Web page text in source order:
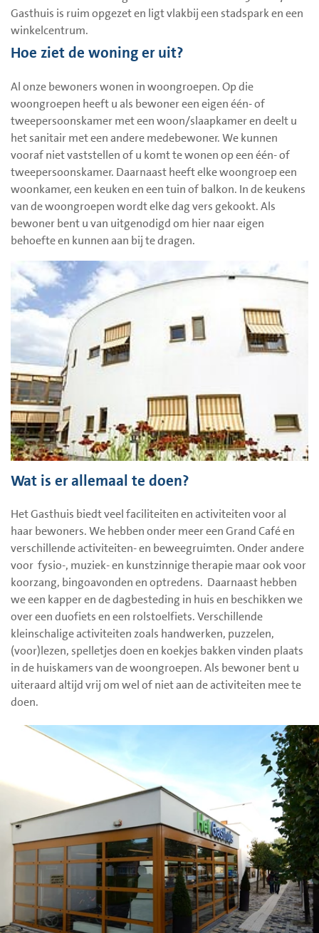
Gasthuis is ruim opgezet en ligt vlakbij een stadspark en een
winkelcentrum.
Hoe ziet de woning er uit?
Al onze bewoners wonen in woongroepen. Op die
woongroepen heeft u als bewoner een eigen één- of
tweepersoonskamer met een woon/slaapkamer en deelt u
het sanitair met een andere medebewoner. We kunnen
vooraf niet vaststellen of u komt te wonen op een één- of
tweepersoonskamer. Daarnaast heeft elke woongroep een
woonkamer, een keuken en een tuin of balkon. In de keukens
van de woongroepen wordt elke dag vers gekookt. Als
bewoner bent u van uitgenodigd om hier naar eigen
behoefte en kunnen aan bij te dragen.
Wat is er allemaal te doen?
Het Gasthuis biedt veel faciliteiten en activiteiten voor al
haar bewoners. We hebben onder meer een Grand Café en
verschillende activiteiten- en beweegruimten. Onder andere
voor fysio-, muziek- en kunstzinnige therapie maar ook voor
koorzang, bingoavonden en optredens. Daarnaast hebben
we een kapper en de dagbesteding in huis en beschikken we
over een duofiets en een rolstoelfiets. Verschillende
kleinschalige activiteiten zoals handwerken, puzzelen,
(voor)lezen, spelletjes doen en koekjes bakken vinden plaats
in de huiskamers van de woongroepen. Als bewoner bent u
uiteraard altijd vrij om wel of niet aan de activiteiten mee te
doen.